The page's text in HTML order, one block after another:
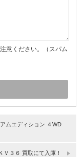
意ください。（スパム
ムエディション ４WD
Ｖ３６ 買取にて入庫！